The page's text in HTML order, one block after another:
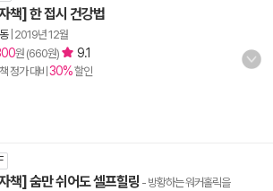
책] 한 접시 건강법
| 2019년 12월
원 (660원) 9.1
정가 대비 30%할인
책] 숨만 쉬어도 셀프힐링 - 방황하는 워커홀릭을